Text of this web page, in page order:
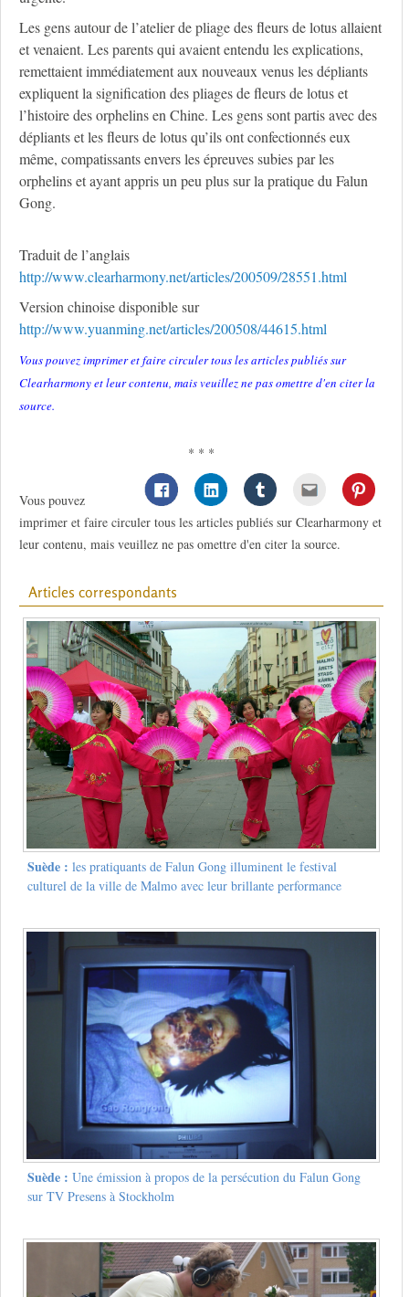
Les gens autour de l’atelier de pliage des fleurs de lotus allaient
et venaient. Les parents qui avaient entendu les explications,
remettaient immédiatement aux nouveaux venus les dépliants
expliquent la signification des pliages de fleurs de lotus et
l’histoire des orphelins en Chine. Les gens sont partis avec des
dépliants et les fleurs de lotus qu’ils ont confectionnés eux
même, compatissants envers les épreuves subies par les
orphelins et ayant appris un peu plus sur la pratique du Falun
Gong.
Traduit de l’anglais
http://www.clearharmony.net/articles/200509/28551.html
Version chinoise disponible sur
http://www.yuanming.net/articles/200508/44615.html
Vous pouvez imprimer et faire circuler tous les articles publiés sur
Clearharmony et leur contenu, mais veuillez ne pas omettre d'en citer la
source.
* * *
Vous pouvez
imprimer et faire circuler tous les articles publiés sur Clearharmony et
leur contenu, mais veuillez ne pas omettre d'en citer la source.
Articles correspondants
Suède : les pratiquants de Falun Gong illuminent le festival
culturel de la ville de Malmo avec leur brillante performance
Suède : Une émission à propos de la persécution du Falun Gong
sur TV Presens à Stockholm